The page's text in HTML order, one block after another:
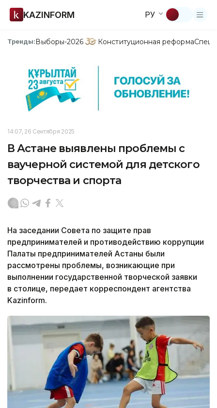
KAZINFORM РУ
Тренды:Выборы-2026 Конституционная реформа
14:07, 26 Сентября 2025
В Астане выявлены проблемы с
ваучерной системой для детского
творчества и спорта
На заседании Совета по защите прав
предпринимателей и противодействию коррупции
Палаты предпринимателей Астаны были
рассмотрены проблемы, возникающие при
выполнении государственной творческой заявки
в столице, передает корреспондент агентства
Kazinform.